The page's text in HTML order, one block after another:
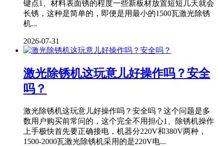
键点1、材料表面锈的程度一些新板材放置短短几天就会
长锈，这种是简单的，即便是用最小的1500瓦激光除锈
机...
2026-07-31
激光除锈机这玩意儿好操作吗？安全
吗？
激光除锈机这玩意儿好操作吗？安全吗？这个问题是多
数用户购买前常问的，这个完全不用担心1、除锈机操作
上手极快首先要正确接电，机器分220V和380V两种，
1500-2000瓦激光除锈机采用的是220V电...